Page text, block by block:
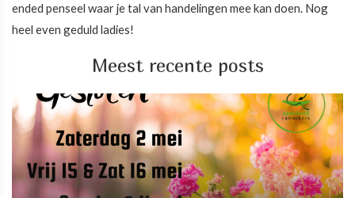
ended penseel waar je tal van handelingen mee kan doen. Nog
heel even geduld ladies!
Meest recente posts